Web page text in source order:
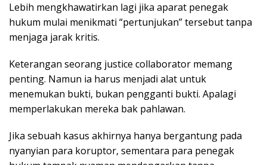
Lebih mengkhawatirkan lagi jika aparat penegak
hukum mulai menikmati “pertunjukan” tersebut tanpa
menjaga jarak kritis.
Keterangan seorang justice collaborator memang
penting. Namun ia harus menjadi alat untuk
menemukan bukti, bukan pengganti bukti. Apalagi
memperlakukan mereka bak pahlawan.
Jika sebuah kasus akhirnya hanya bergantung pada
nyanyian para koruptor, sementara para penegak